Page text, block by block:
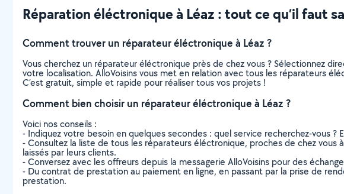
Réparation éléctronique à Léaz : tout ce qu’il faut
Comment trouver un réparateur éléctronique à Léaz ?
Vous cherchez un réparateur éléctronique près de chez vous ? Sélectionnez
votre localisation. AlloVoisins vous met en relation avec tous les réparateurs
C’est gratuit, simple et rapide pour réaliser tous vos projets !
Comment bien choisir un réparateur éléctronique à Léaz ?
Voici nos conseils :
- Indiquez votre besoin en quelques secondes : quel service recherchez-vous
- Consultez la liste de tous les réparateurs éléctronique, proches de chez vous
laissés par leurs clients.
- Conversez avec les offreurs depuis la messagerie AlloVoisins pour des
- Du contrat de prestation au paiement en ligne, en passant par la prise de
prestation.